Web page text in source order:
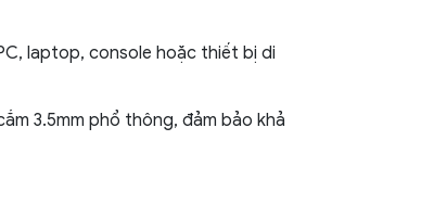
laptop, console hoặc thiết bị di
3.5mm phổ thông, đảm bảo khả